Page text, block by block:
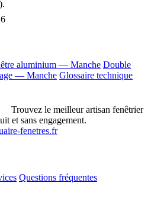
aluminium — Manche Double
— Manche Glossaire technique
Trouvez le meilleur artisan fenêtrier
et sans engagement.
fenetres.fr
Questions fréquentes